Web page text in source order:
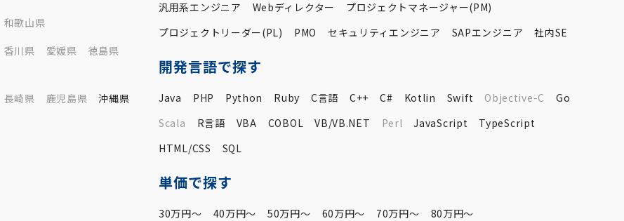
和歌山県
香川県 愛媛県
徳島県
長崎県 鹿児島県 沖縄県
汎用系エンジニア
Webディレクター
プロジェクトマネージャー(PM)
プロジェクトリーダー(PL)
PMO セキュリティエンジニア SAPエンジニア 社内SE
開発言語で探す
Java PHP Python Ruby C言語 C++ C# Kotlin Swift Objective-C
Go
Scala
R言語 VBA COBOL VB/VB.NET Perl JavaScript
TypeScript
HTML/CSS
SQL
単価で探す
30万円〜 40万円〜 50万円〜 60万円〜 70万円〜 80万円〜